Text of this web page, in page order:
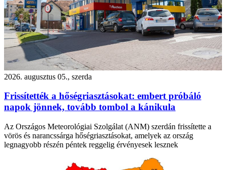
2026. augusztus 05., szerda
Frissítették a hőségriasztásokat: embert próbáló
napok jönnek, tovább tombol a kánikula
Az Országos Meteorológiai Szolgálat (ANM) szerdán frissítette a
vörös és narancssárga hőségriasztásokat, amelyek az ország
legnagyobb részén péntek reggelig érvényesek lesznek